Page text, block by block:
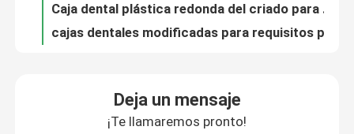
Caja dental de la corona
Caja dental de la dentadura
Material lindo fino portátil del silicón del grado de Foof del tenedor del criado con el espejo
Pequeño tenedor dental del caso de Invisalign, caja negra del criado para viajar
Deja un mensaje
¡Te llamaremos pronto!